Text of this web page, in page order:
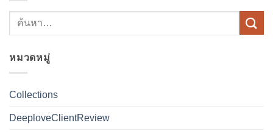
หมวดหมู่
Collections
DeeploveClientReview